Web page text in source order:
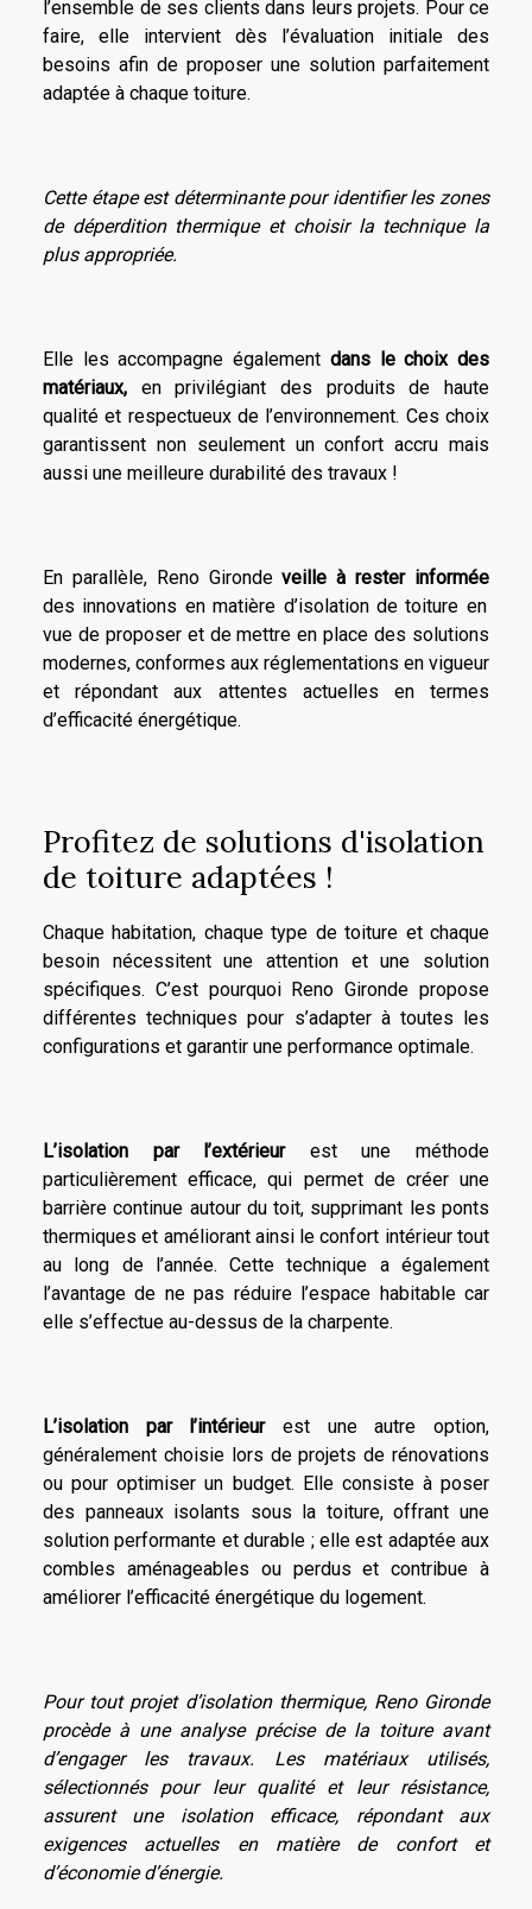
l’ensemble de ses clients dans leurs projets. Pour ce
faire, elle intervient dès l’évaluation initiale des
besoins afin de proposer une solution parfaitement
adaptée à chaque toiture.
Cette étape est déterminante pour identifier les zones
de déperdition thermique et choisir la technique la
plus appropriée.
Elle les accompagne également dans le choix des
matériaux, en privilégiant des produits de haute
qualité et respectueux de l’environnement. Ces choix
garantissent non seulement un confort accru mais
aussi une meilleure durabilité des travaux !
En parallèle, Reno Girondeveille à rester informée
des innovations en matière d’isolation de toiture en
vue de proposer et de mettre en place des solutions
modernes, conformes aux réglementations en vigueur
et répondant aux attentes actuelles en termes
d’efficacité énergétique.
Profitez de solutions d'isolation
de toiture adaptées !
Chaque habitation, chaque type de toiture et chaque
besoin nécessitent une attention et une solution
spécifiques. C’est pourquoi Reno Gironde propose
différentes techniques pour s’adapter à toutes les
configurations et garantir une performance optimale.
L’isolation par l’extérieur est une méthode
particulièrement efficace, qui permet de créer une
barrière continue autour du toit, supprimant les ponts
thermiques et améliorant ainsi le confort intérieur tout
au long de l’année. Cette technique a également
l’avantage de ne pas réduire l’espace habitable car
elle s’effectue au-dessus de la charpente.
L’isolation par l’intérieurest une autre option,
généralement choisie lors de projets de rénovations
ou pour optimiser un budget. Elle consiste à poser
des panneaux isolants sous la toiture, offrant une
solution performante et durable ; elle est adaptée aux
combles aménageables ou perdus et contribue à
améliorer l’efficacité énergétique du logement.
Pour tout projet d’isolation thermique, Reno Gironde
procède à une analyse précise de la toiture avant
d’engager les travaux. Les matériaux utilisés,
sélectionnés pour leur qualité et leur résistance,
assurent une isolation efficace, répondant aux
exigences actuelles en matière de confort et
d’économie d’énergie.